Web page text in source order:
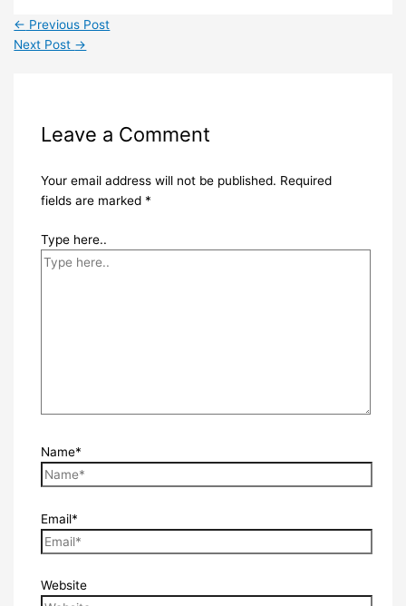
← Previous Post
Next Post →
Leave a Comment
Your email address will not be published. Required
fields are marked *
Type here..
Name*
Email*
Website